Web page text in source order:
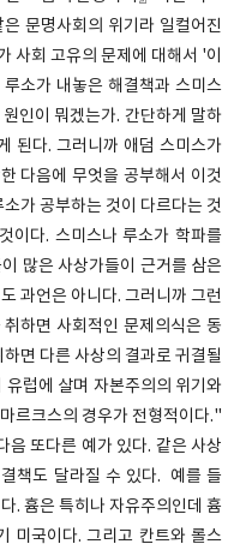
문명사회의 위기라 일컬어진
사회 고유의 문제에 대해서 '이
소가 내놓은 해결책과 스미스
인이 뭐겠는가. 간단하게 말하
된다. 그러니까 애덤 스미스가
다음에 무엇을 공부해서 이것
가 공부하는 것이 다르다는 것
이다. 스미스나 루소가 학파를
많은 사상가들이 근거를 삼은
과언은 아니다. 그러니까 그런
하면 사회적인 문제의식은 동
면 다른 사상의 결과로 귀결될
럽에 살며 자본주의의 위기와
르크스의 경우가 전형적이다."
음 또다른 예가 있다. 같은 사상
책도 달라질 수 있다. 예를 들
. 흄은 특히나 자유주의인데 흄
미국이다. 그리고 칸트와 롤스